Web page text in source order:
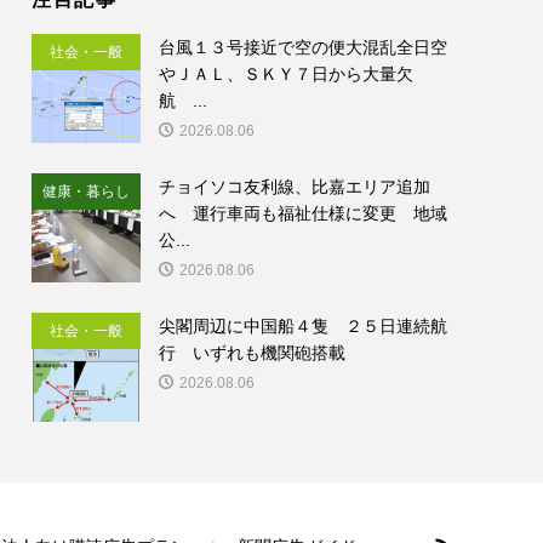
社会・一般
台風１３号接近で空の便大混乱全日空
やＪＡＬ、ＳＫＹ７日から大量欠
航 ...
2026.08.06
健康・暮らし
チョイソコ友利線、比嘉エリア追加
へ 運行車両も福祉仕様に変更 地域
公...
2026.08.06
社会・一般
尖閣周辺に中国船４隻 ２５日連続航
行 いずれも機関砲搭載
2026.08.06